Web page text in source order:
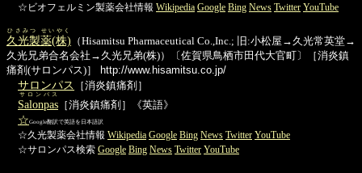
☆ビオフェルミン製薬会社情報 Wikipedia Google Bing News Twitter YouTube
久光製薬(株)
ひさみつ せいやく
（Hisamitsu Pharmaceutical Co.,Inc.; 旧:小松屋→久光常英堂→
久光兄弟合名会社→久光兄弟(株)）〔佐賀県鳥栖市田代大官町〕［消炎鎮
痛剤(サロンパス)］
http://www.hisamitsu.co.jp/
サロンパス ［消炎鎮痛剤］
Salonpas
サロンパス
［消炎鎮痛剤］《英語》
☆Google翻訳で英語を日本語訳
☆久光製薬会社情報 Wikipedia Google Bing News Twitter YouTube
☆サロンパス検索 Google Bing News Twitter YouTube